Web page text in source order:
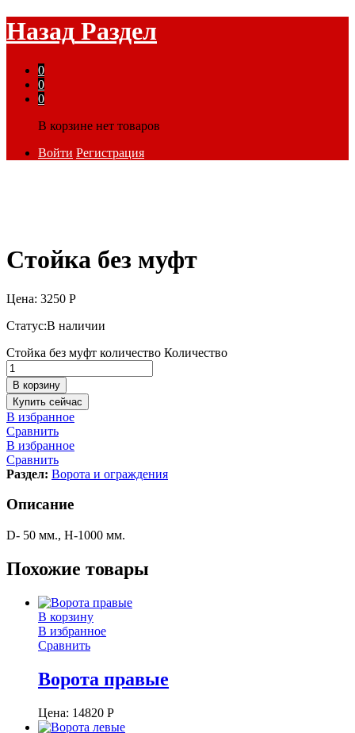
Назад Раздел
0
0
0
В корзине нет товаров
Войти Регистрация
Стойка без муфт
Цена: 3250 Р
Статус:В наличии
Стойка без муфт количество Количество
В корзину
Купить сейчас
В избранное
Сравнить
В избранное
Сравнить
Раздел: Ворота и ограждения
Описание
D- 50 мм., Н-1000 мм.
Похожие товары
В корзину
В избранное
Сравнить
Ворота правые
Цена: 14820 Р